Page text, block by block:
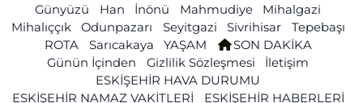
Günyüzü
Han İnönü Mahmudiye
Mihalgazi
Mihalıççık
Odunpazarı Seyitgazi Sivrihisar
Tepebaşı
ROTA
Sarıcakaya YAŞAM
SON DAKİKA
Günün İçinden
Gizlilik Sözleşmesi
İletişim
ESKİŞEHİR HAVA DURUMU
ESKİŞEHİR NAMAZ VAKİTLERİ
ESKİŞEHİR HABERLERİ